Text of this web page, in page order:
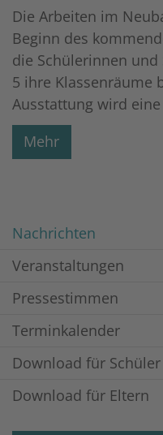
Die Arbeiten im
Beginn des
die Schülerinnen und
5 ihre Klassenräume
Ausstattung wird
Mehr
Nachrichten
Veranstaltungen
Pressestimmen
Terminkalender
Download für Schüler
Download für Eltern